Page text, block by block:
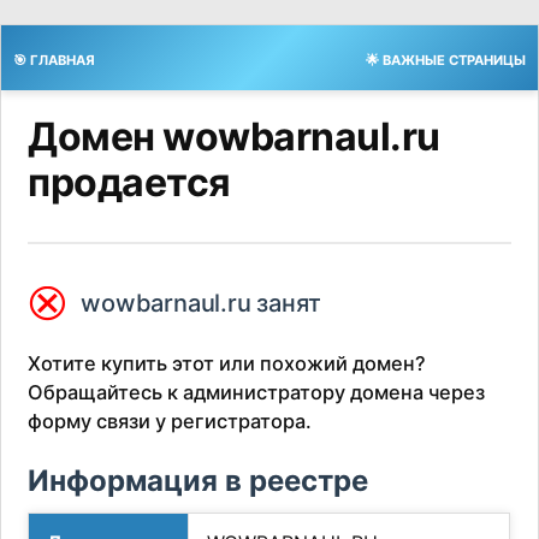
🎯 ГЛАВНАЯ 🌟 ВАЖНЫЕ СТРАНИЦЫ
Домен wowbarnaul.ru
продается
⮿ wowbarnaul.ru занят
Хотите купить этот или похожий домен?
Обращайтесь к администратору домена через
форму связи у регистратора.
Информация в реестре